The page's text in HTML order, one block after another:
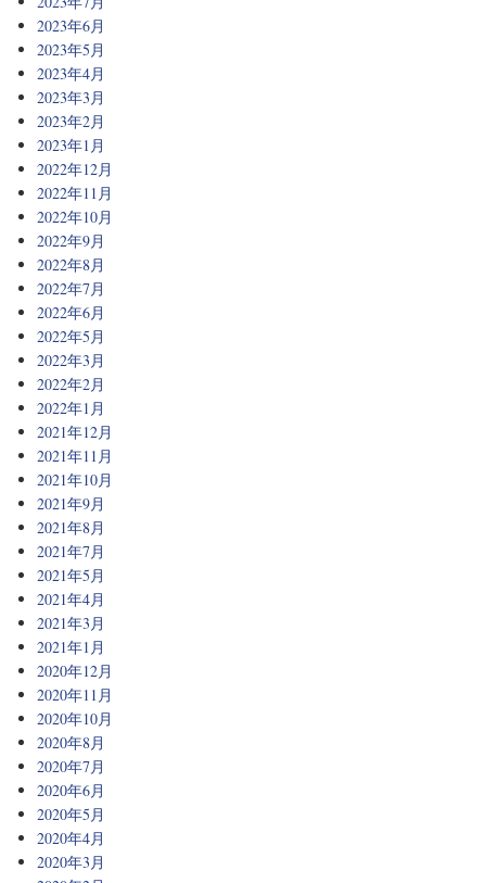
2023年6月
2023年5月
2023年4月
2023年3月
2023年2月
2023年1月
2022年12月
2022年11月
2022年10月
2022年9月
2022年8月
2022年7月
2022年6月
2022年5月
2022年3月
2022年2月
2022年1月
2021年12月
2021年11月
2021年10月
2021年9月
2021年8月
2021年7月
2021年5月
2021年4月
2021年3月
2021年1月
2020年12月
2020年11月
2020年10月
2020年8月
2020年7月
2020年6月
2020年5月
2020年4月
2020年3月